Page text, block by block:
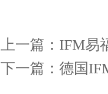
上一篇： IFM易
下一篇： 德国